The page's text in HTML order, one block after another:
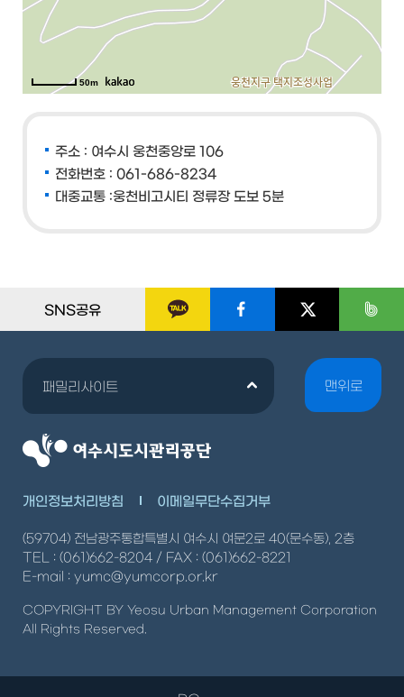
50m
주소 : 여수시 웅천중앙로 106
전화번호 : 061-686-8234
대중교통 :웅천비고시티 정류장 도보 5분​
SNS공유
패밀리사이트
개인정보처리방침 이메일무단수집거부
(59704) 전남광주통합특별시 여수시 여문2로 40(문수동), 2층
TEL : (061)662-8204 / FAX : (061)662-8221
E-mail : yumc@yumcorp.or.kr
COPYRIGHT BY Yeosu Urban Management Corporation
All Rights Reserved.
맨위로